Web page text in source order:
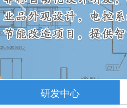
研发中心
联系我们